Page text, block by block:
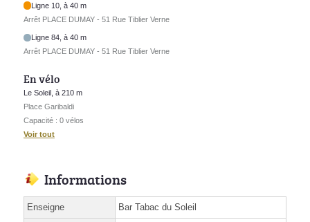
Ligne 10, à 40 m
Arrêt PLACE DUMAY - 51 Rue Tiblier Verne
Ligne 84, à 40 m
Arrêt PLACE DUMAY - 51 Rue Tiblier Verne
En vélo
Le Soleil, à 210 m
Place Garibaldi
Capacité : 0 vélos
Voir tout
Informations
Enseigne Bar Tabac du Soleil